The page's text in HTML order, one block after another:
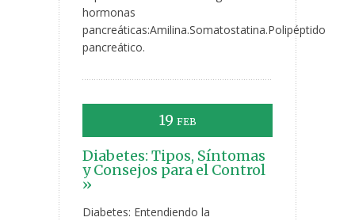
hormonas
pancreáticas:Amilina.Somatostatina.Polipéptido
pancreático.
19 FEB
Diabetes: Tipos, Síntomas
y Consejos para el Control
»
Diabetes: Entendiendo la